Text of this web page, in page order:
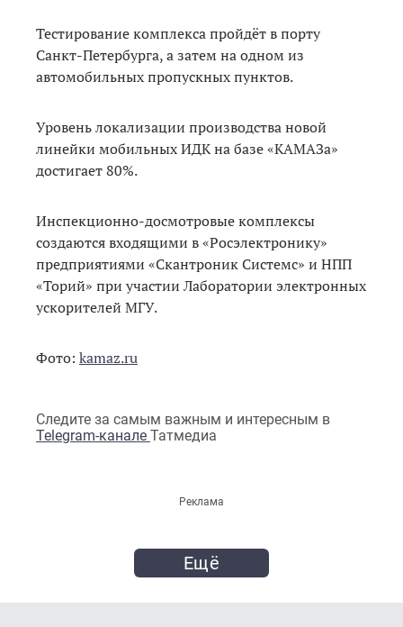
Тестирование комплекса пройдёт в порту
Санкт-Петербурга, а затем на одном из
автомобильных пропускных пунктов.
Уровень локализации производства новой
линейки мобильных ИДК на базе «КАМАЗа»
достигает 80%.
Инспекционно-досмотровые комплексы
создаются входящими в «Росэлектронику»
предприятиями «Скантроник Системс» и НПП
«Торий» при участии Лаборатории электронных
ускорителей МГУ.
Фото: kamaz.ru
Следите за самым важным и интересным в
Telegram-канале Татмедиа
Реклама
Ещё